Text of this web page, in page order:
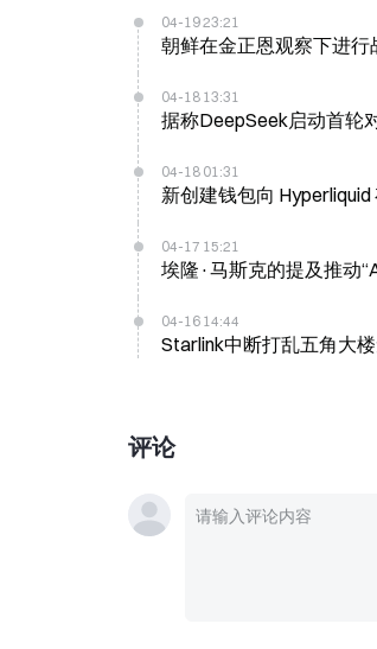
04-19 23:21
朝鲜在金正恩观察下进
04-18 13:31
据称DeepSeek启动首轮
04-18 01:31
新创建钱包向
04-17 15:21
埃隆·马斯克的提及推动
04-16 14:44
Starlink中断打乱五角大
评论